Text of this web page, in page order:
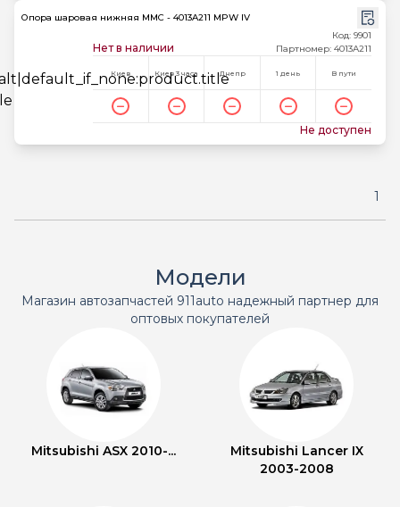
Опора шаровая нижняя MMC - 4013A211 MPW IV
Нет в наличии
Код: 9901
Партномер: 4013A211
Киев Киев 3 часа Днепр 1 день В пути
Не доступен
1
Модели
Магазин автозапчастей 911auto надежный партнер для
оптовых покупателей
Mitsubishi ASX 2010-...
Mitsubishi Lancer IX
2003-2008